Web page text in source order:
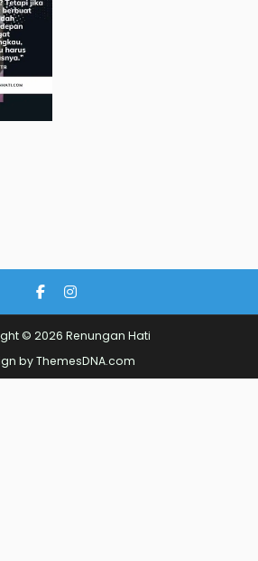
© 2026 Renungan Hati
by ThemesDNA.com